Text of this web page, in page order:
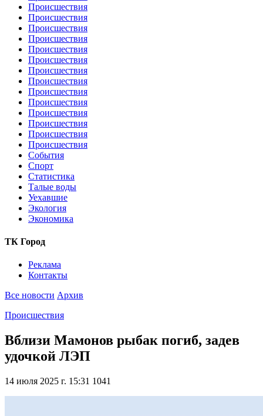
Происшествия
Происшествия
Происшествия
Происшествия
Происшествия
Происшествия
Происшествия
Происшествия
Происшествия
Происшествия
Происшествия
Происшествия
Происшествия
Происшествия
События
Спорт
Статистика
Талые воды
Уехавшие
Экология
Экономика
ТК Город
Реклама
Контакты
Все новости Архив
Происшествия
Вблизи Мамонов рыбак погиб, задев
удочкой ЛЭП
14 июля 2025 г. 15:31 1041